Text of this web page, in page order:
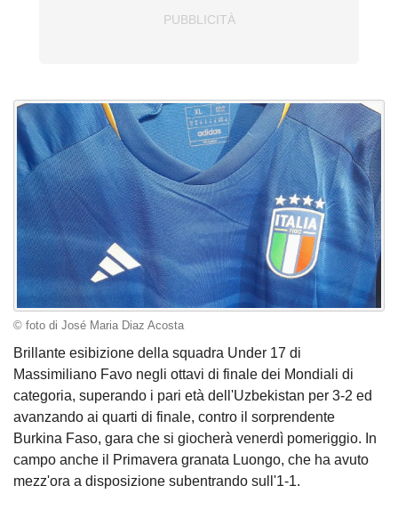
© foto di José Maria Diaz Acosta
Brillante esibizione della squadra Under 17 di
Massimiliano Favo negli ottavi di finale dei Mondiali di
categoria, superando i pari età dell'Uzbekistan per 3-2 ed
avanzando ai quarti di finale, contro il sorprendente
Burkina Faso, gara che si giocherà venerdì pomeriggio. In
campo anche il Primavera granata Luongo, che ha avuto
mezz'ora a disposizione subentrando sull'1-1.